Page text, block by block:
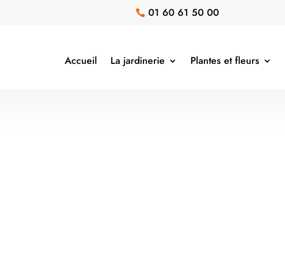
 01 60 61 50 00
Accueil La jardinerie Plantes et fleurs